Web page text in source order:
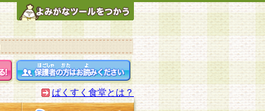
ぱくすく食堂とは？